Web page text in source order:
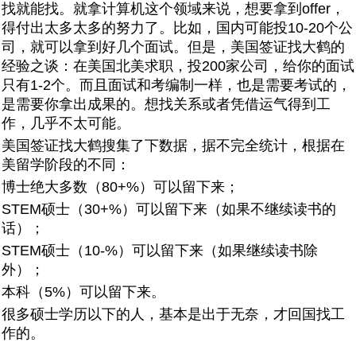
找就能找。就拿计算机这个领域来说，想要拿到offer，
得付出太多太多的努力了。比如，国内可能投10-20个公
司，就可以拿到好几个面试。但是，美国签证找大鹤的
经验之谈：在美国北美求职，投200家公司，给你的面试
只有1-2个。而且面试和考编制一样，也是需要考试的，
是需要你拿出成果的。想找关系或者凭借运气得到工
作，几乎不太可能。
美国签证找大鹤搜集了下数据，据不完全统计，根据在
美留学阶段的不同：
博士绝大多数（80+%）可以留下来；
STEM硕士（30+%）可以留下来（如果不继续读书的
话）；
STEM硕士（10-%）可以留下来（如果继续读书除
外）；
本科（5%）可以留下来。
很多硕士学历以下的人，基本是出于无奈，才回国找工
作的。